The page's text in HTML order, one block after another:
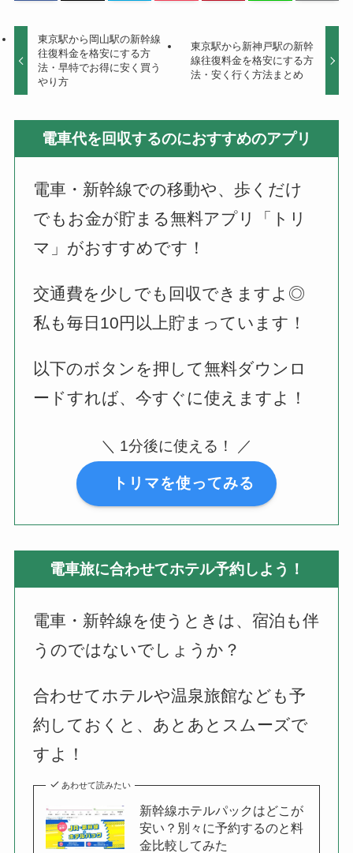
東京駅から岡山駅の新幹線
往復料金を格安にする方
法・早特でお得に安く買う
やり方
東京駅から新神戸駅の新幹
線往復料金を格安にする方
法・安く行く方法まとめ
電車代を回収するのにおすすめのアプリ
電車・新幹線での移動や、歩くだけ
でもお金が貯まる無料アプリ「トリ
マ」がおすすめです！
交通費を少しでも回収できますよ◎
私も毎日10円以上貯まっています！
以下のボタンを押して無料ダウンロ
ードすれば、今すぐに使えますよ！
＼ 1分後に使える！ ／
トリマを使ってみる
電車旅に合わせてホテル予約しよう！
電車・新幹線を使うときは、宿泊も伴
うのではないでしょうか？
合わせてホテルや温泉旅館なども予
約しておくと、あとあとスムーズで
すよ！
あわせて読みたい
新幹線ホテルパックはどこが
安い？別々に予約するのと料
金比較してみた